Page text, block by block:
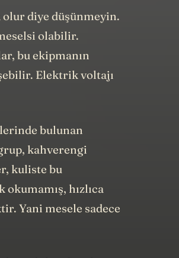
olur diye düşünmeyin.
olabilir.
bu ekipmanın
Elektrik voltajı
bulunan
kahverengi
kuliste bu
hızlıca
Yani mesele sadece